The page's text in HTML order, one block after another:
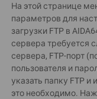
На этой странице
параметров для
загрузки FTP в
сервера требуется
сервера, FTP-порт
пользователя и
указать папку FTP
это необходимо.